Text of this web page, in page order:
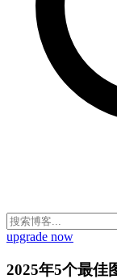
upgrade now
2025年5个最佳